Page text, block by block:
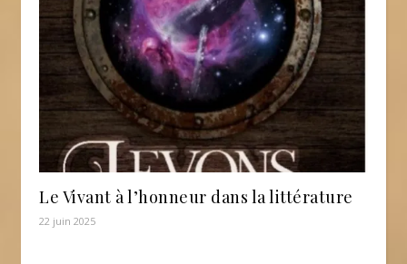
Le Vivant à l’honneur dans la littérature
22 juin 2025